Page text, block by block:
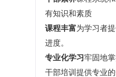
有知识和素质
课程丰富为学习者
进度。
专业化学习牢固地
干部培训提供专业